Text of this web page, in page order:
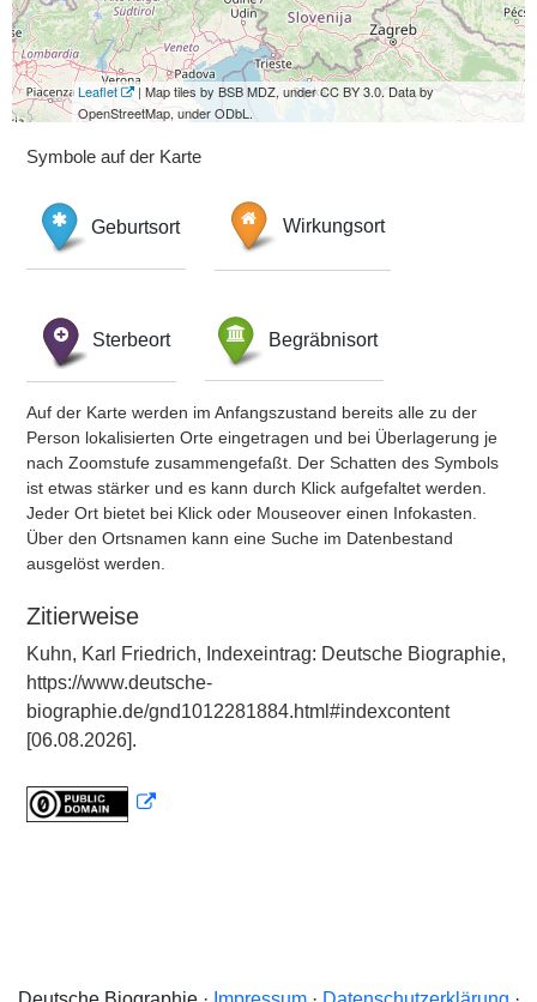
Leaflet
| Map tiles by BSB MDZ, under CC BY 3.0. Data by
OpenStreetMap, under ODbL.
Symbole auf der Karte
Geburtsort Wirkungsort
Sterbeort Begräbnisort
Auf der Karte werden im Anfangszustand bereits alle zu der
Person lokalisierten Orte eingetragen und bei Überlagerung je
nach Zoomstufe zusammengefaßt. Der Schatten des Symbols
ist etwas stärker und es kann durch Klick aufgefaltet werden.
Jeder Ort bietet bei Klick oder Mouseover einen Infokasten.
Über den Ortsnamen kann eine Suche im Datenbestand
ausgelöst werden.
Zitierweise
Kuhn, Karl Friedrich, Indexeintrag: Deutsche Biographie,
https://www.deutsche-
biographie.de/gnd1012281884.html#indexcontent
[06.08.2026].